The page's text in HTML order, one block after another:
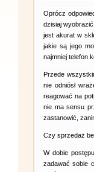
Oprócz
dzisiaj
jest akurat w
jakie są jego
najmniej telefon
Przede
nie odniósł
reagować na
nie ma sensu
zastanowić,
Czy sprzedaż
W dobie
zadawać sobie